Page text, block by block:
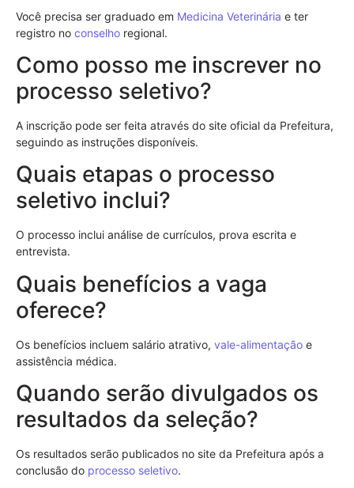
Você precisa ser graduado em Medicina Veterinária e ter
registro no conselho regional.
Como posso me inscrever no
processo seletivo?
A inscrição pode ser feita através do site oficial da Prefeitura,
seguindo as instruções disponíveis.
Quais etapas o processo
seletivo inclui?
O processo inclui análise de currículos, prova escrita e
entrevista.
Quais benefícios a vaga
oferece?
Os benefícios incluem salário atrativo, vale-alimentação e
assistência médica.
Quando serão divulgados os
resultados da seleção?
Os resultados serão publicados no site da Prefeitura após a
conclusão do processo seletivo.